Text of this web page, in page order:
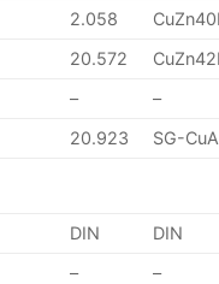
2.058
20.572
–
–
20.923 SG-
DIN
DIN
–
–